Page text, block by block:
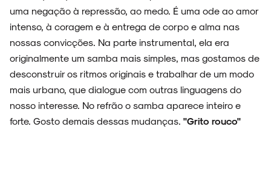
NOIZE RECORD CLUB
SOBRE
uma negação à repressão, ao medo. É uma ode ao amor
intenso, à coragem e à entrega de corpo e alma nas
nossas convicções. Na parte instrumental, ela era
originalmente um samba mais simples, mas gostamos de
desconstruir os ritmos originais e trabalhar de um modo
mais urbano, que dialogue com outras linguagens do
nosso interesse. No refrão o samba aparece inteiro e
forte. Gosto demais dessas mudanças. "Grito rouco"